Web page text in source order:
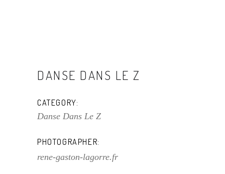
DANSE DANS LE Z
CATEGORY:
Danse Dans Le Z
PHOTOGRAPHER:
rene-gaston-lagorre.fr